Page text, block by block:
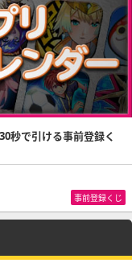
秒で引ける事前登録く
事前登録くじ